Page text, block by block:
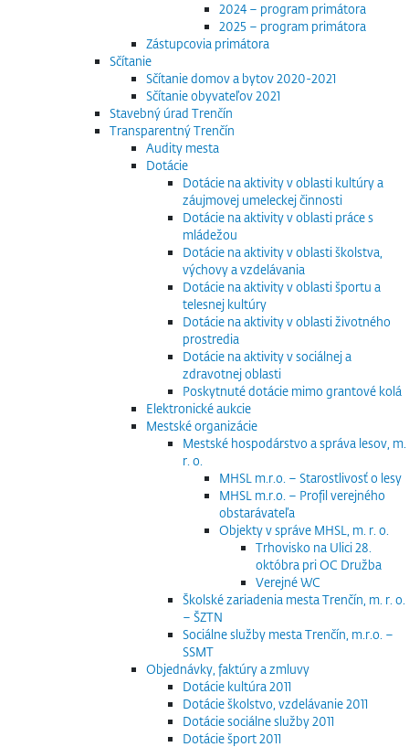
2024 – program primátora
2025 – program primátora
Zástupcovia primátora
Sčítanie
Sčítanie domov a bytov 2020-2021
Sčítanie obyvateľov 2021
Stavebný úrad Trenčín
Transparentný Trenčín
Audity mesta
Dotácie
Dotácie na aktivity v oblasti kultúry a
záujmovej umeleckej činnosti
Dotácie na aktivity v oblasti práce s
mládežou
Dotácie na aktivity v oblasti školstva,
výchovy a vzdelávania
Dotácie na aktivity v oblasti športu a
telesnej kultúry
Dotácie na aktivity v oblasti životného
prostredia
Dotácie na aktivity v sociálnej a
zdravotnej oblasti
Poskytnuté dotácie mimo grantové kolá
Elektronické aukcie
Mestské organizácie
Mestské hospodárstvo a správa lesov, m.
r. o.
MHSL m.r.o. – Starostlivosť o lesy
MHSL m.r.o. – Profil verejného
obstarávateľa
Objekty v správe MHSL, m. r. o.
Trhovisko na Ulici 28.
októbra pri OC Družba
Verejné WC
Školské zariadenia mesta Trenčín, m. r. o.
– ŠZTN
Sociálne služby mesta Trenčín, m.r.o. –
SSMT
Objednávky, faktúry a zmluvy
Dotácie kultúra 2011
Dotácie školstvo, vzdelávanie 2011
Dotácie sociálne služby 2011
Dotácie šport 2011